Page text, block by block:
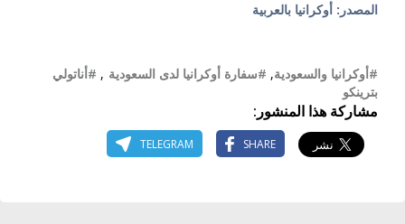
المصدر: أوكرانيا بالعربية
#أوكرانيا والسعودية, #سفارة أوكرانيا لدى السعودية , #أناتولي
بترينكو
مشاركة هذا المنشور:
SHARE
TELEGRAM